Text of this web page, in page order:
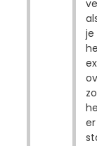
je
er